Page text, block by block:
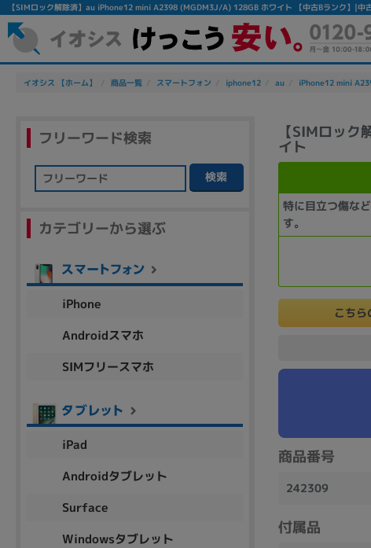
【SIMロック解除済】au iPhone12 mini A2398 (MGDM3J/A) 128GB ホワイト 【中古Bランク】|中
イオシス 【ホーム】 商品一覧 スマートフォン iphone12 au iPhone12 mini
【SIMロッ
イト
特に目立つ傷な
す。
こち
商品番号
242309
付属品
フリーワード検索
検索
カテゴリーから選ぶ
iPhone
Androidスマホ
SIMフリースマホ
iPad
Androidタブレット
Surface
Windowsタブレット
除外ワード
人気の検索ワード：Let's note EliteBook
商品シリーズ名・ブランド名の絞り込み。
aspire Inspiron
商品の搭載機能による絞り込み
Webカメラ内蔵